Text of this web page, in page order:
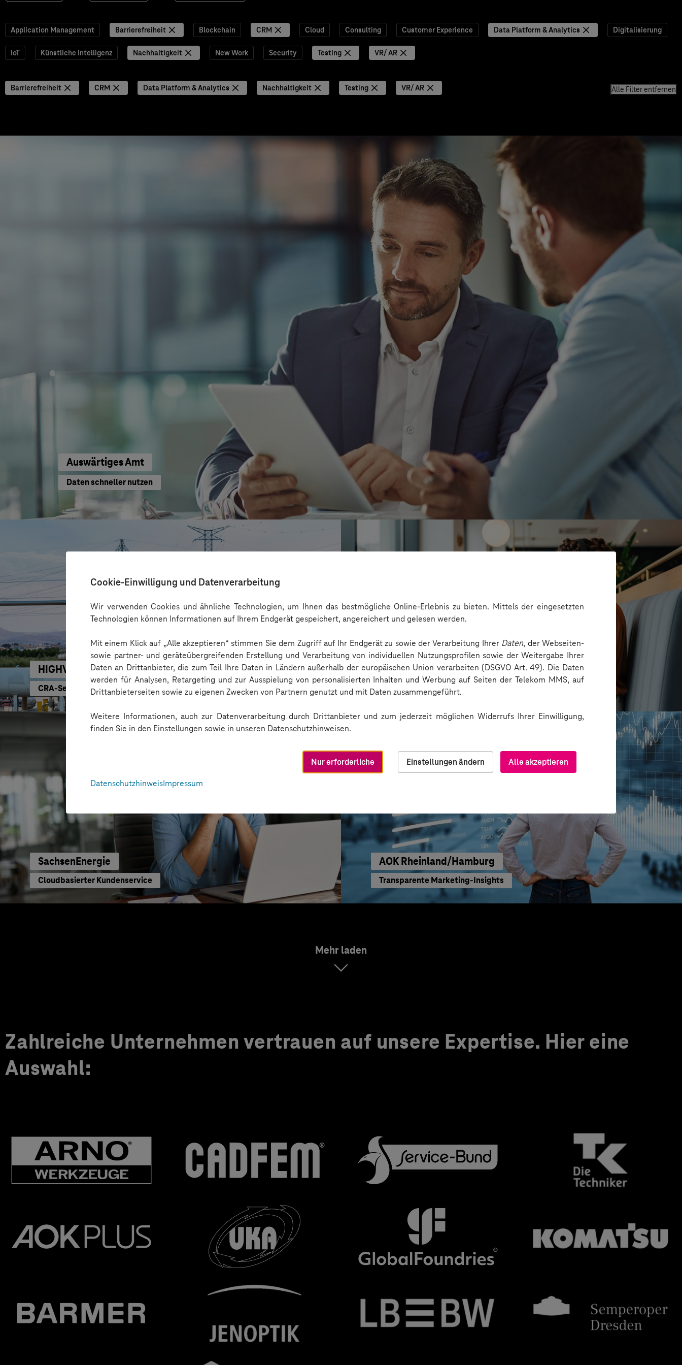
Cookie-Einwilligung und Datenverarbeitung
Wir verwenden Cookies und ähnliche Technologien, um Ihnen das bestmögliche Online-Erlebnis zu bieten. Mittels der eingesetzten
Technologien können Informationen auf Ihrem Endgerät gespeichert, angereichert und gelesen werden.
Mit einem Klick auf „Alle akzeptieren“ stimmen Sie dem Zugriff auf Ihr Endgerät zu sowie der Verarbeitung Ihrer Daten, der Webseiten-
sowie partner- und geräteübergreifenden Erstellung und Verarbeitung von individuellen Nutzungsprofilen sowie der Weitergabe Ihrer
Daten an Drittanbieter, die zum Teil Ihre Daten in Ländern außerhalb der europäischen Union verarbeiten (DSGVO Art. 49). Die Daten
werden für Analysen, Retargeting und zur Ausspielung von personalisierten Inhalten und Werbung auf Seiten der Telekom MMS, auf
Drittanbieterseiten sowie zu eigenen Zwecken von Partnern genutzt und mit Daten zusammengeführt.
Weitere Informationen, auch zur Datenverarbeitung durch Drittanbieter und zum jederzeit möglichen Widerrufs Ihrer Einwilligung,
finden Sie in den Einstellungen sowie in unseren Datenschutzhinweisen.
Alle akzeptieren
Nur erforderliche
Einstellungen ändern
DatenschutzhinweisImpressum
Application Management Barrierefreiheit Blockchain CRM Cloud Consulting Customer Experience Data Platform & Analytics Digitalisierung
IoT Künstliche Intelligenz Nachhaltigkeit New Work Security Testing VR/ AR
Barrierefreiheit CRM Data Platform & Analytics Nachhaltigkeit Testing VR/ AR Alle Filter entfernen
Auswärtiges Amt
Daten schneller nutzen
HIGHVOLT Prüftechnik Dresden GmbH
CRA-Security für digitale Produkte
VALMIERA GLASS GROUP
Skalierbare Vertriebsplattform mit KI und Low-Code-Power
SachsenEnergie
Cloudbasierter Kundenservice
AOK Rheinland/Hamburg
Transparente Marketing-Insights
Mehr laden
Zahlreiche Unternehmen vertrauen auf unsere Expertise. Hier eine
Auswahl: